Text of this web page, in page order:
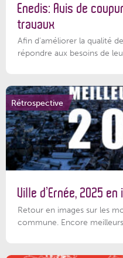
Enedis: Avis de
travaux
Afin d’améliorer la qualité
répondre aux besoins de
Rétrospective
Ville d’Ernée, 2025 en
Retour en images sur les
commune. Encore